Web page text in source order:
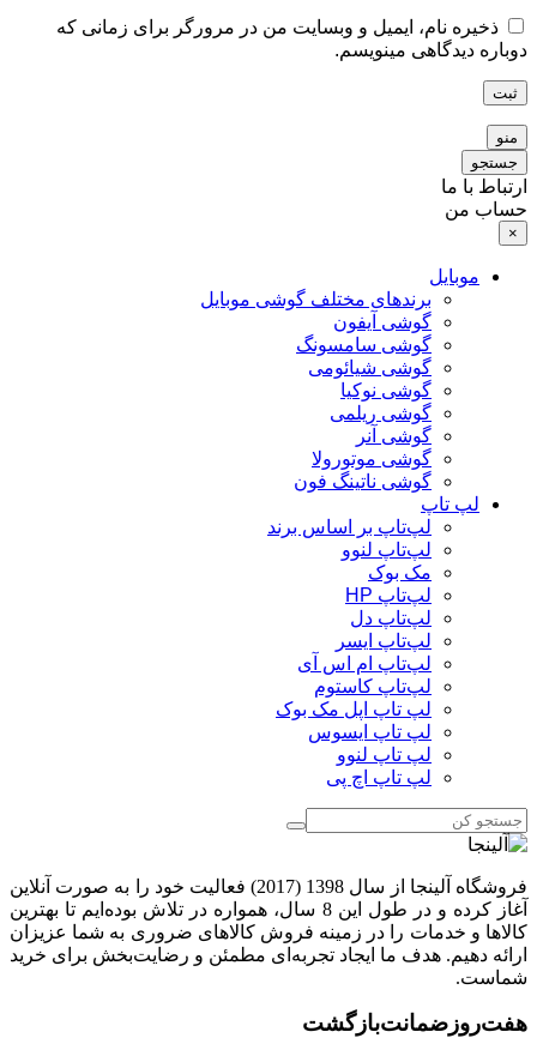
ذخیره نام، ایمیل و وبسایت من در مرورگر برای زمانی که
دوباره دیدگاهی مینویسم.
ثبت
منو
جستجو
ارتباط با ما
حساب من
×
موبایل
برندهای مختلف گوشی موبایل
گوشی آیفون
گوشی سامسونگ
گوشی شیائومی
گوشی نوکیا
گوشی ریلمی
گوشی آنر
گوشی موتورولا
گوشی ناتینگ فون
لپ تاپ
لپ‌تاپ بر اساس برند
لپ‌تاپ لنوو
مک بوک
لپ‌تاپ HP
لپ‌تاپ دل
لپ‌تاپ ایسر
لپ‌تاپ ام اس آی
لپ‌تاپ کاستوم
لپ تاپ اپل مک بوک
لپ تاپ ایسوس
لپ تاپ لنوو
لپ تاپ اچ پی
فروشگاه آلینجا از سال 1398 (2017) فعالیت خود را به صورت آنلاین
آغاز کرده و در طول این 8 سال، همواره در تلاش بوده‌ایم تا بهترین
کالاها و خدمات را در زمینه فروش کالاهای ضروری به شما عزیزان
ارائه دهیم. هدف ما ایجاد تجربه‌ای مطمئن و رضایت‌بخش برای خرید
شماست.
هفت‌روز‌ضمانت‌بازگشت